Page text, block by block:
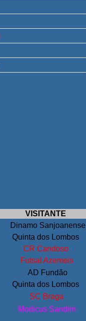
VISITANTE
Dinamo Sanjoanense
Quinta dos Lombos
CR Candoso
Futsal Azemeis
AD Fundão
Quinta dos Lombos
SC Braga
Modicus Sandim